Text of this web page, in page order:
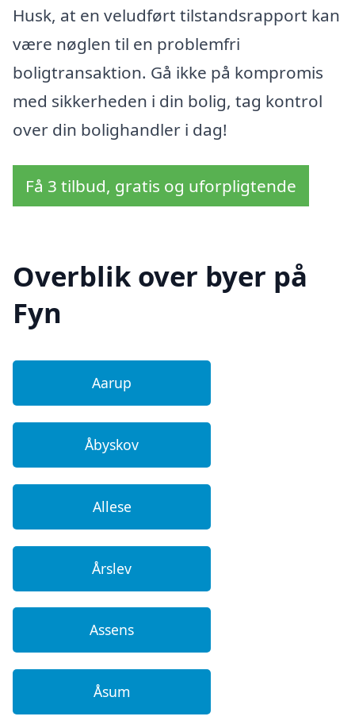
Husk, at en veludført tilstandsrapport kan
være nøglen til en problemfri
boligtransaktion. Gå ikke på kompromis
med sikkerheden i din bolig, tag kontrol
over din bolighandler i dag!
Få 3 tilbud, gratis og uforpligtende
Overblik over byer på
Fyn
Aarup
Åbyskov
Allese
Årslev
Assens
Åsum